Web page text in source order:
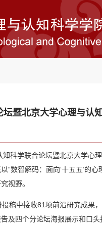
暨北京大学心理与认
科学联合论坛暨北京大学心
“数智解码：面向‘十五五’的
视野。
稿中接收81项前沿研究成果
及四个分论坛海报展示和口